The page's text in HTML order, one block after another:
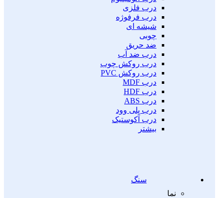
درب فلزی
درب فرفوژه
شیشه ای
چوبی
ضد حریق
درب ضد آب
درب روکش چوب
درب روکش PVC
درب MDF
درب HDF
درب ABS
درب پلی وود
درب آکوستیک
بیشتر
سنگ
نما